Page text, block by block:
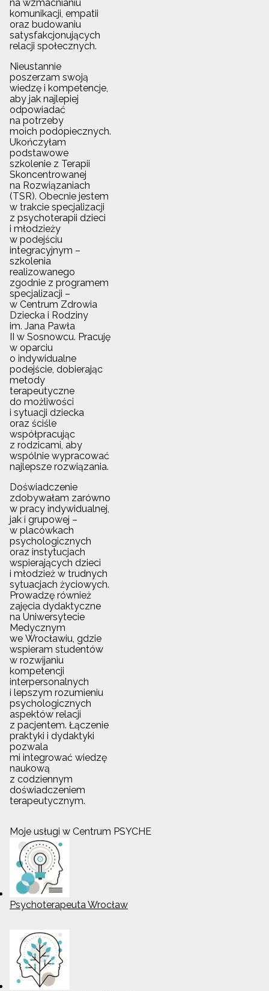
na wzmacnianiu
komunikacji, empatii
oraz budowaniu
satysfakcjonujących
relacji społecznych.
Nieustannie
poszerzam swoją
wiedzę i kompetencje,
aby jak najlepiej
odpowiadać
na potrzeby
moich podopiecznych.
Ukończyłam
podstawowe
szkolenie z Terapii
Skoncentrowanej
na Rozwiązaniach
(TSR). Obecnie jestem
w trakcie specjalizacji
z psychoterapii dzieci
i młodzieży
w podejściu
integracyjnym –
szkolenia
realizowanego
zgodnie z programem
specjalizacji –
w Centrum Zdrowia
Dziecka i Rodziny
im. Jana Pawła
II w Sosnowcu. Pracuję
w oparciu
o indywidualne
podejście, dobierając
metody
terapeutyczne
do możliwości
i sytuacji dziecka
oraz ściśle
współpracując
z rodzicami, aby
wspólnie wypracować
najlepsze rozwiązania.
Doświadczenie
zdobywałam zarówno
w pracy indywidualnej,
jak i grupowej –
w placówkach
psychologicznych
oraz instytucjach
wspierających dzieci
i młodzież w trudnych
sytuacjach życiowych.
Prowadzę również
zajęcia dydaktyczne
na Uniwersytecie
Medycznym
we Wrocławiu, gdzie
wspieram studentów
w rozwijaniu
kompetencji
interpersonalnych
i lepszym rozumieniu
psychologicznych
aspektów relacji
z pacjentem. Łączenie
praktyki i dydaktyki
pozwala
mi integrować wiedzę
naukową
z codziennym
doświadczeniem
terapeutycznym.
Moje usługi w Centrum PSYCHE
Psychoterapeuta Wrocław